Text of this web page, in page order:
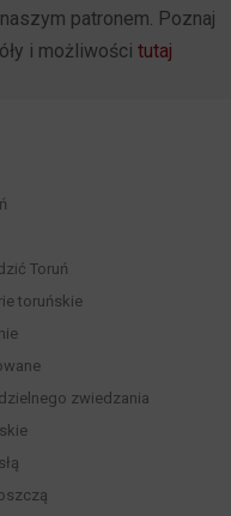
patronem. Poznaj
i możliwości tutaj
Toruń
toruńskie
zwiedzania